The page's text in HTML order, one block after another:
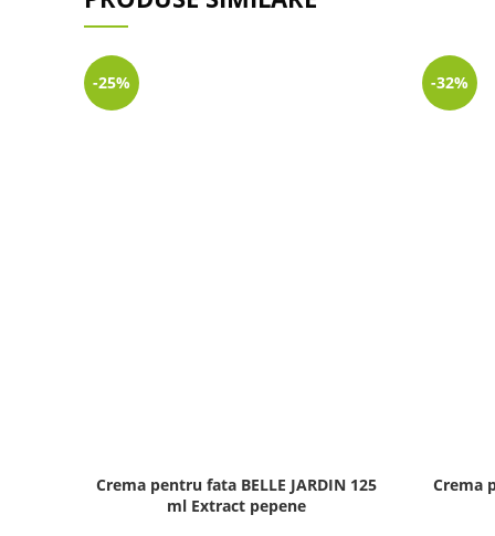
-25%
Crema pentru fata BELLE JARDIN 125
ml Extract pepene
-32%
Crema